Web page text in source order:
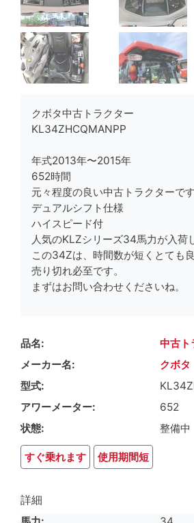
クボタ中古トラクター
KL34ZHCQMANPP
年式2013年〜2015年
652時間
元々程度の良い中古トラクターです
デュアルシフト仕様
ハイスピード付
人気のKLZシリーズ34馬力が入荷
この34Zは、時間数が短くとても良
売り切れ必至です。
まずはお問い合わせくださいね。
品名
中古ト
メーカー名
クボタ
型式
アワーメーター
652
状態
整備中
すぐ乗れます 使用期間短
詳細